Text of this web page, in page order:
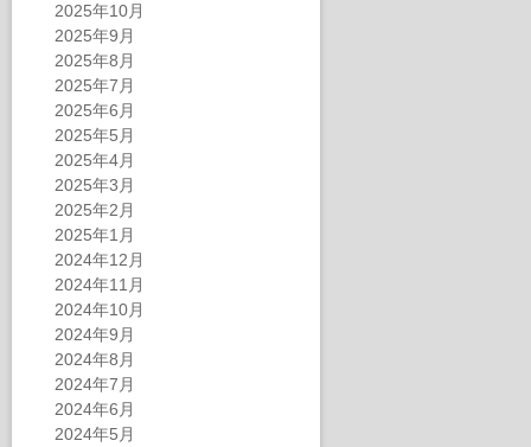
2025年10月
2025年9月
2025年8月
2025年7月
2025年6月
2025年5月
2025年4月
2025年3月
2025年2月
2025年1月
2024年12月
2024年11月
2024年10月
2024年9月
2024年8月
2024年7月
2024年6月
2024年5月